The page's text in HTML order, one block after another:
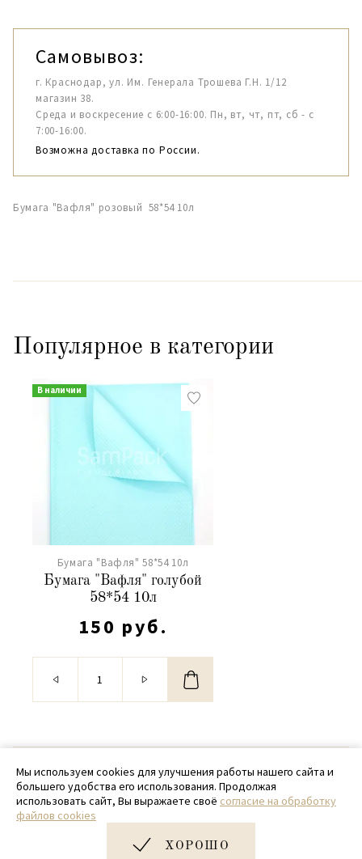
Самовывоз:
г. Краснодар, ул. Им. Генерала Трошева Г.Н. 1/12
магазин 38.
Среда и воскресение с 6:00-16:00. Пн, вт, чт, пт, сб - с
7:00-16:00.
Возможна доставка по России.
Бумага "Вафля" розовый 58*54 10л
Популярное в категории
В наличии
Бумага "Вафля" 58*54 10л
Бумага "Вафля" голубой
58*54 10л
150 руб.
© 2020 - 2026 SamPack
+ 7 (918) 699-97-87
zakaz@sampack.store
Дизайн и разработка сайта
Мы используем cookies для улучшения работы нашего сайта и
большего удобства его использования. Продолжая
использовать сайт, Вы выражаете своё согласие на обработку
файлов cookies
ХОРОШО